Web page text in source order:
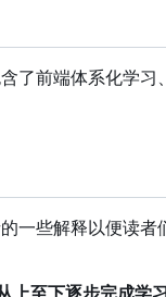
前端体系化学习
些解释以便读